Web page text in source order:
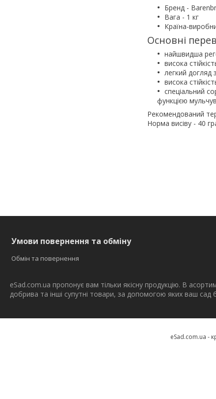
Бренд -
Вага - 1 кг
Країна-
Основні
найшвидша
висока
легкий догляд
висока
спеціальний
функцією
Рекомендований
Норма висіву - 40
Умови повернення та обміну
Обмін та повернення
eSad.com.ua пропонує вам тільки якісну продукцію. В
добрива та інші супутні товари, за допомогою яких ваш сад